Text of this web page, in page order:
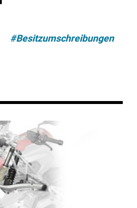
#Besitzumschreibungen